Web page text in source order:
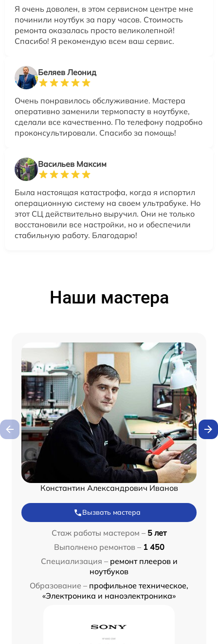
Я очень доволен, в этом сервисном центре мне
починили ноутбук за пару часов. Стоимость
ремонта оказалась просто великолепной!
Спасибо! Я рекомендую всем ваш сервис.
Беляев Леонид
Очень понравилось обслуживание. Мастера
оперативно заменили термопасту в ноутбуке,
сделали все качественно. По телефону подробно
проконсультировали. Спасибо за помощь!
Васильев Максим
Была настоящая катастрофа, когда я испортил
операционную систему на своем ультрабуке. Но
этот СЦ действительно выручил. Они не только
восстановили все настройки, но и обеспечили
стабильную работу. Благодарю!
Наши мастера
Константин Александрович Иванов
Вызвать мастера
Стаж работы мастером – 5 лет
Выполнено ремонтов – 1 450
Специализация – ремонт плееров и
ноутбуков
Образование – профильное техническое,
«Электроника и наноэлектроника»